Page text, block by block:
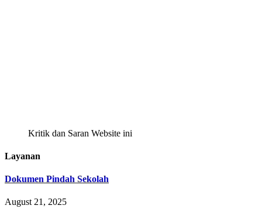
Kritik dan Saran Website ini
Layanan
Dokumen Pindah Sekolah
August 21, 2025